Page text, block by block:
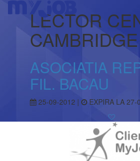
LECTOR
CAMBRIDGE
ASOCIATIA
FIL. BACAU
25-09-2012 | EXPIRA LA 27-